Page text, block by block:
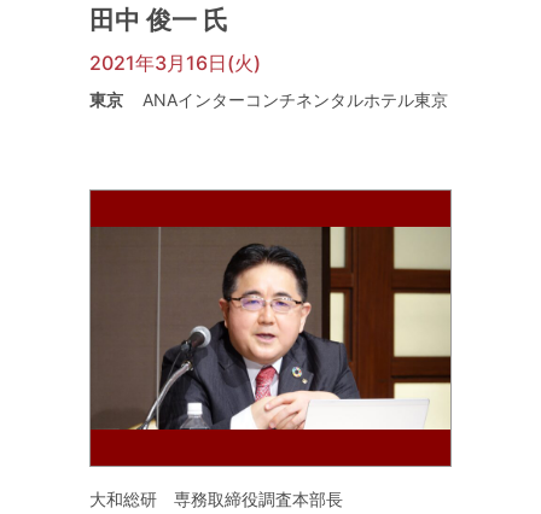
田中 俊一 氏
2021年3月16日(火)
東京 ANAインターコンチネンタルホテル東京
大和総研 専務取締役調査本部長